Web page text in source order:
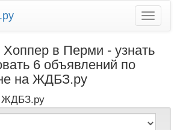
Хоппер в Перми - узнать
6 объявлений по
на ЖДБЗ.ру
ЖДБЗ.ру